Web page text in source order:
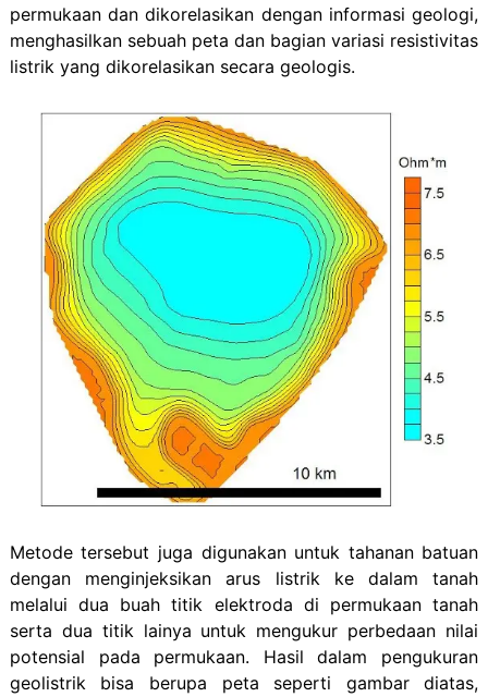
permukaan dan dikorelasikan dengan informasi geologi,
menghasilkan sebuah peta dan bagian variasi resistivitas
listrik yang dikorelasikan secara geologis.
Metode tersebut juga digunakan untuk tahanan batuan
dengan menginjeksikan arus listrik ke dalam tanah
melalui dua buah titik elektroda di permukaan tanah
serta dua titik lainya untuk mengukur perbedaan nilai
potensial pada permukaan. Hasil dalam pengukuran
geolistrik bisa berupa peta seperti gambar diatas,